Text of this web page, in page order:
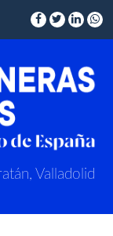
Valladolid